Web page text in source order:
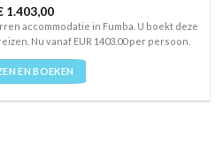
5
1.403,00
accommodatie in Fumba. U boekt deze
Nu vanaf EUR 1403.00 per persoon.
EN BOEKEN